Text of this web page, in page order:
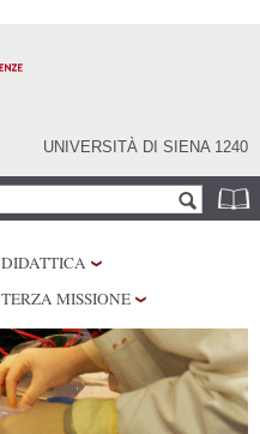
UNIVERSITÀ DI SIENA 1240
Form di ricerca
DIDATTICA
TERZA MISSIONE